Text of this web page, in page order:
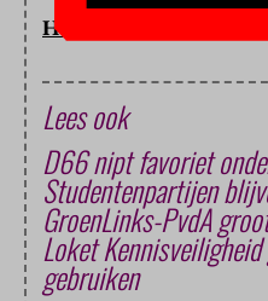
HOP/BB
Lees ook
D66 nipt favoriet
Studentenpartijen
GroenLinks-PvdA
Loket
gebruiken